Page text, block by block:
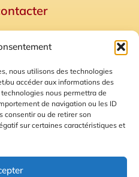
nous utilisons des technologies
ou accéder aux informations des
nous permettra de
de navigation ou les ID
consentir ou de retirer son
sur certaines caractéristiques et
Plan du site
Cookies